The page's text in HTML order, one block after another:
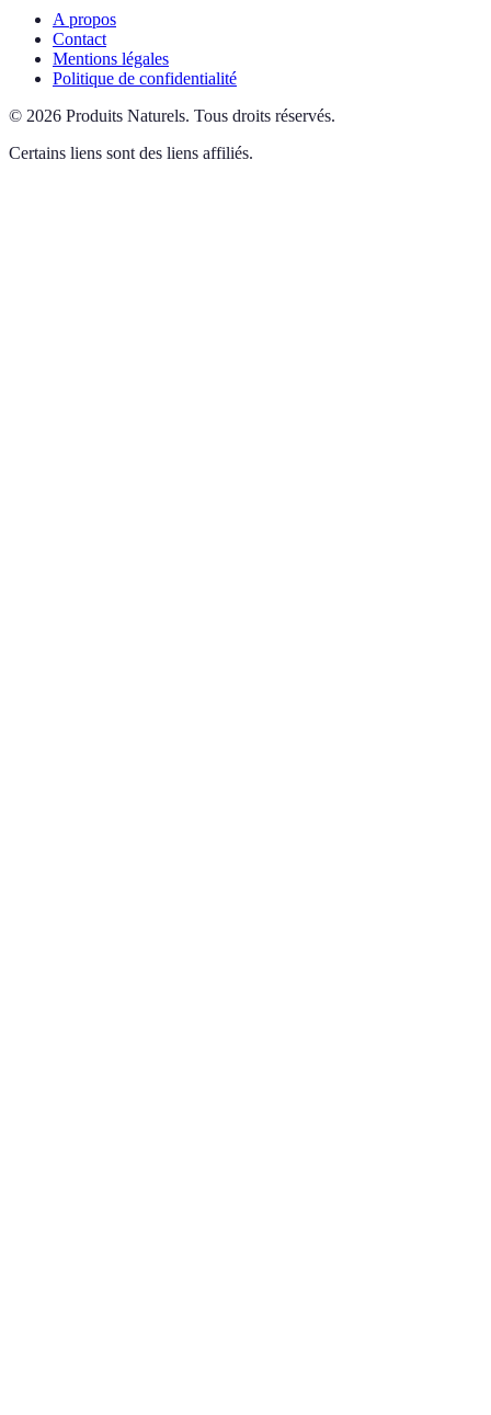
A propos
Contact
Mentions légales
Politique de confidentialité
© 2026 Produits Naturels. Tous droits réservés.
Certains liens sont des liens affiliés.